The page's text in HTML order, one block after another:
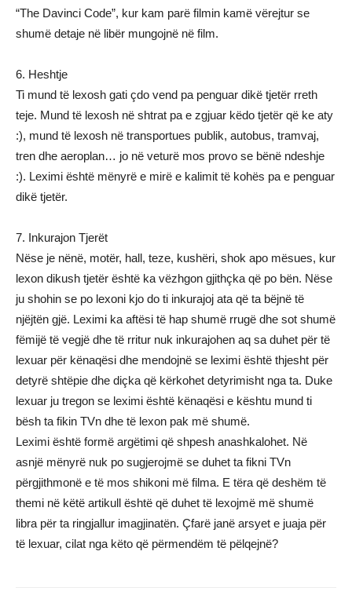
“The Davinci Code”, kur kam parë filmin kamë vërejtur se
shumë detaje në libër mungojnë në film.
6. Heshtje
Ti mund të lexosh gati çdo vend pa penguar dikë tjetër rreth
teje. Mund të lexosh në shtrat pa e zgjuar këdo tjetër që ke aty
:), mund të lexosh në transportues publik, autobus, tramvaj,
tren dhe aeroplan… jo në veturë mos provo se bënë ndeshje
:). Leximi është mënyrë e mirë e kalimit të kohës pa e penguar
dikë tjetër.
7. Inkurajon Tjerët
Nëse je nënë, motër, hall, teze, kushëri, shok apo mësues, kur
lexon dikush tjetër është ka vëzhgon gjithçka që po bën. Nëse
ju shohin se po lexoni kjo do ti inkurajoj ata që ta bëjnë të
njëjtën gjë. Leximi ka aftësi të hap shumë rrugë dhe sot shumë
fëmijë të vegjë dhe të rritur nuk inkurajohen aq sa duhet për të
lexuar për kënaqësi dhe mendojnë se leximi është thjesht për
detyrë shtëpie dhe diçka që kërkohet detyrimisht nga ta. Duke
lexuar ju tregon se leximi është kënaqësi e kështu mund ti
bësh ta fikin TVn dhe të lexon pak më shumë.
Leximi është formë argëtimi që shpesh anashkalohet. Në
asnjë mënyrë nuk po sugjerojmë se duhet ta fikni TVn
përgjithmonë e të mos shikoni më filma. E tëra që deshëm të
themi në këtë artikull është që duhet të lexojmë më shumë
libra për ta ringjallur imagjinatën. Çfarë janë arsyet e juaja për
të lexuar, cilat nga këto që përmendëm të pëlqejnë?